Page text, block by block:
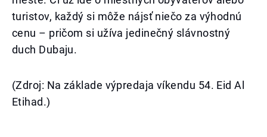
turistov, každý si môže nájsť niečo za výhodnú
cenu – pričom si užíva jedinečný slávnostný
duch Dubaju.
(Zdroj: Na základe výpredaja víkendu 54. Eid Al
Etihad.)